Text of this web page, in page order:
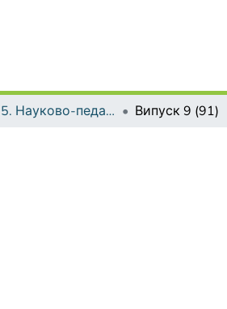
Серія 15. Науково-педагогічні проблеми фізичної культури (фізична культура і спорт) Випуск 9 (91)